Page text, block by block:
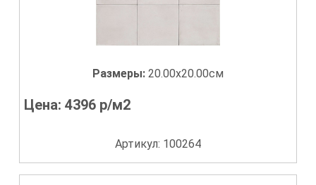
Размеры: 20.00x20.00см
Цена:4396 р/м2
Артикул: 100264